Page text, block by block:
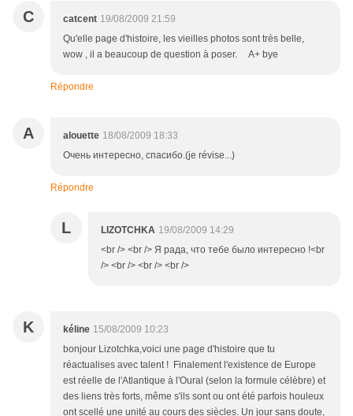
C catcent 19/08/2009 21:59
Qu'elle page d'histoire, les vieilles photos sont très belle,
wow , il a beaucoup de question à poser. A+ bye
Répondre
A alouette 18/08/2009 18:33
Очень интересно, спасибо.(je révise...)
Répondre
L LIZOTCHKA 19/08/2009 14:29
<br /> <br /> Я рада, что тебе было интересно !<br
/> <br /> <br /> <br />
K kéline 15/08/2009 10:23
bonjour Lizotchka,voici une page d'histoire que tu
réactualises avec talent ! Finalement l'existence de Europe
est réelle de l'Atlantique à l'Oural (selon la formule célèbre) et
des liens très forts, même s'ils sont ou ont été parfois houleux
ont scellé une unité au cours des siècles. Un jour sans doute,